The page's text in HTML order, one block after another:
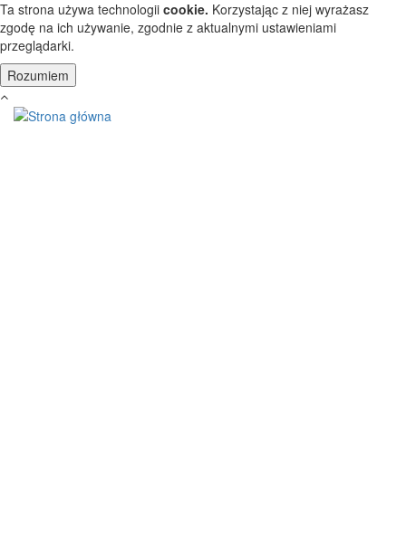
Przejdź do treści
Ta strona używa technologii cookie. Korzystając z niej wyrażasz
zgodę na ich używanie, zgodnie z aktualnymi ustawieniami
przeglądarki.